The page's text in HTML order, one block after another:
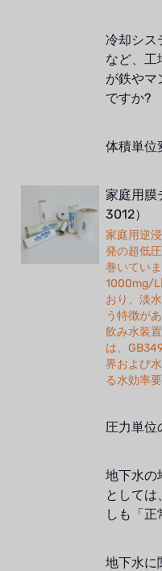
冷却シス
など、工
が鉄やマ
ですか?
体積単位
家庭用膜
3012）
家庭用逆
発の超低
巻いてい
1000mg/L
おり、淡
う特徴が
飲み水装
は、
界および
る水効率
圧力単位
地下水の
としては
しも「正
地下水に